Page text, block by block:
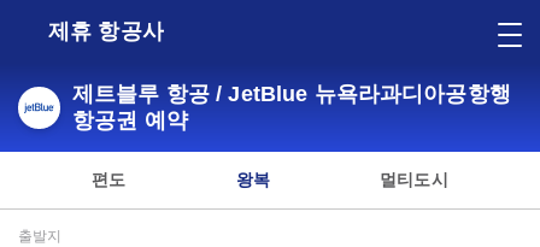
제휴 항공사
제트블루 항공 / JetBlue 뉴욕라과디아공항행
항공권 예약
편도 왕복 멀티도시
출발지